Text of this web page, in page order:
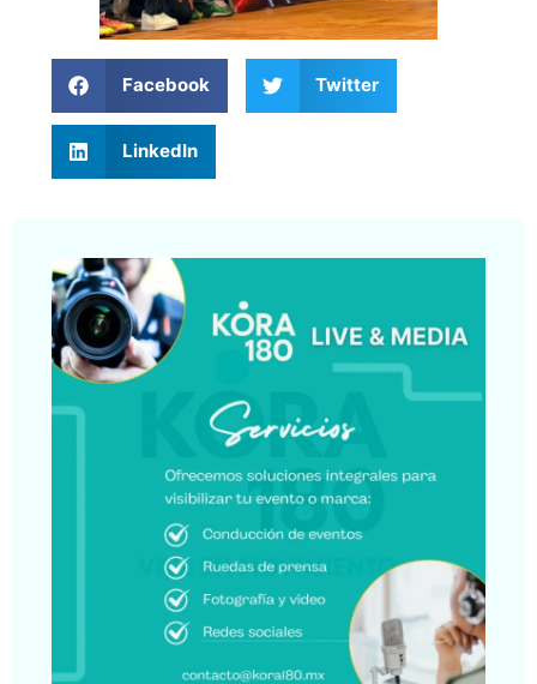
Facebook Twitter
LinkedIn